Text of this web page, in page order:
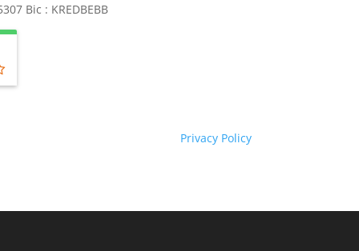
Bic : KREDBEBB
Privacy Policy